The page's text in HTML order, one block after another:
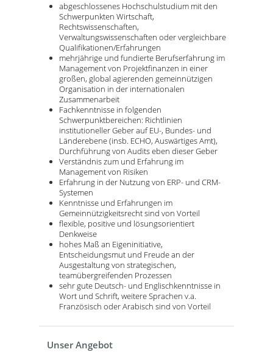
abgeschlossenes Hochschulstudium mit den
Schwerpunkten Wirtschaft,
Rechtswissenschaften,
Verwaltungswissenschaften oder vergleichbare
Qualifikationen/Erfahrungen
mehrjährige und fundierte Berufserfahrung im
Management von Projektfinanzen in einer
großen, global agierenden gemeinnützigen
Organisation in der internationalen
Zusammenarbeit
Fachkenntnisse in folgenden
Schwerpunktbereichen: Richtlinien
institutioneller Geber auf EU-, Bundes- und
Länderebene (insb. ECHO, Auswärtiges Amt),
Durchführung von Audits eben dieser Geber
Verständnis zum und Erfahrung im
Management von Risiken
Erfahrung in der Nutzung von ERP- und CRM-
Systemen
Kenntnisse und Erfahrungen im
Gemeinnützigkeitsrecht sind von Vorteil
flexible, positive und lösungsorientiert
Denkweise
hohes Maß an Eigeninitiative,
Entscheidungsmut und Freude an der
Ausgestaltung von strategischen,
teamübergreifenden Prozessen
sehr gute Deutsch- und Englischkenntnisse in
Wort und Schrift, weitere Sprachen v.a.
Französisch oder Arabisch sind von Vorteil
Unser Angebot